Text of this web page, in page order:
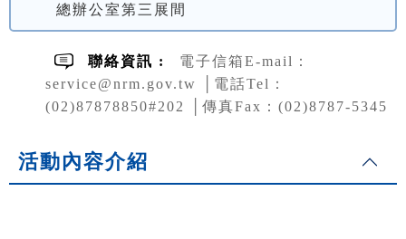
總辦公室第三展間
聯絡資訊 :
電子信箱E-mail：
service@nrm.gov.tw │電話Tel：
(02)87878850#202 │傳真Fax：(02)8787-5345
活動內容介紹